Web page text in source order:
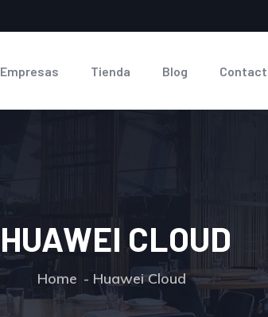
Empresas Tienda Blog
HUAWEI CLOUD
Home Huawei Cloud